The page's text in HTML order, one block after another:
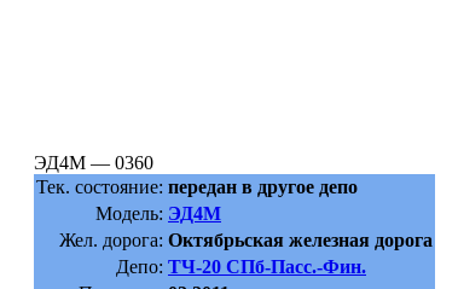
ЭД4М — 0360
Тек. состояние: передан в другое депо
Модель: ЭД4М
Жел. дорога: Октябрьская железная дорога
Депо: ТЧ-20 СПб-Пасс.-Фин.